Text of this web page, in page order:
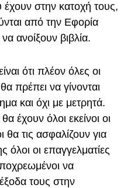
έχουν στην κατοχή τους,
από την Εφορία
ανοίξουν βιβλία.
ότι πλέον όλες οι
θα πρέπει να γίνονται
και όχι με μετρητά.
έχουν όλοι εκείνοι οι
θα τις ασφαλίζουν για
οι επαγγελματίες
να
τους στην